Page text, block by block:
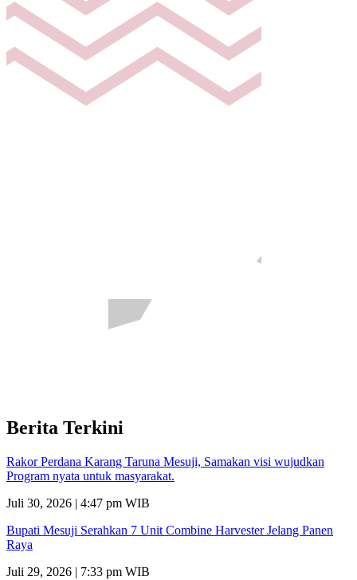
Berita Terkini
Rakor Perdana Karang Taruna Mesuji, Samakan visi wujudkan
Program nyata untuk masyarakat.
Juli 30, 2026 | 4:47 pm WIB
Bupati Mesuji Serahkan 7 Unit Combine Harvester Jelang Panen
Raya
Juli 29, 2026 | 7:33 pm WIB